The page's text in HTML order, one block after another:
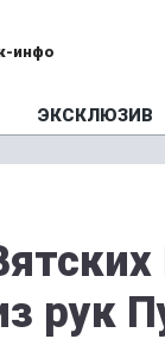
инфо
ЭКСКЛЮЗИВ
рук